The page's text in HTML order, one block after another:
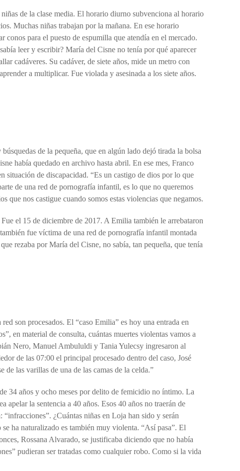
de la clase media. El horario diurno subvenciona al horario
Muchas niñas trabajan por la mañana. En ese horario
para el puesto de espumilla que atendía en el mercado.
leer y escribir? María del Cisne no tenía por qué aparecer
cadáveres. Su cadáver, de siete años, mide un metro con
a multiplicar. Fue violada y asesinada a los siete años.
de la pequeña, que en algún lado dejó tirada la bolsa
había quedado en archivo hasta abril. En ese mes, Franco
de discapacidad. “Es un castigo de dios por lo que
de una red de pornografía infantil, es lo que no queremos
que nos castigue cuando somos estas violencias que negamos.
el 15 de diciembre de 2017. A Emilia también le arrebataron
fue víctima de una red de pornografía infantil montada
rezaba por María del Cisne, no sabía, tan pequeña, que tenía
son procesados. El “caso Emilia” es hoy una entrada en
en material de consulta, cuántas muertes violentas vamos a
Nero, Manuel Ambululdi y Tania Yulecsy ingresaron al
de las 07:00 el principal procesado dentro del caso, José
de las varillas de una de las camas de la celda.”
34 años y ocho meses por delito de femicidio no íntimo. La
la sentencia a 40 años. Esos 40 años no traerán de
¿Cuántas niñas en Loja han sido y serán
ha naturalizado es también muy violenta. “Así pasa”. El
Rossana Alvarado, se justificaba diciendo que no había
pudieran ser tratadas como cualquier robo. Como si la vida